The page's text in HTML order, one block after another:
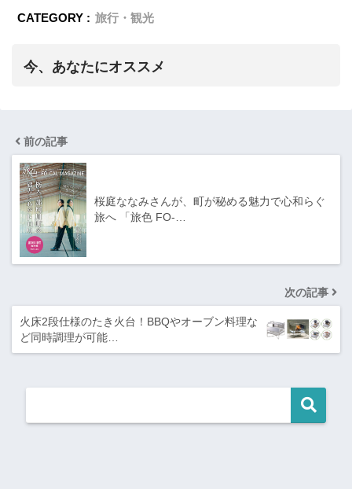
CATEGORY : 旅行・観光
今、あなたにオススメ
前の記事
桜庭ななみさんが、町が秘める魅力で心和らぐ
旅へ 「旅色 FO-…
次の記事
火床2段仕様のたき火台！BBQやオーブン料理な
ど同時調理が可能…